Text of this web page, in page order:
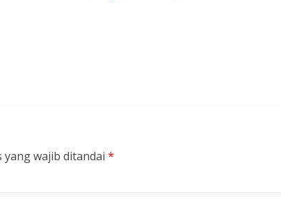
yang wajib ditandai *